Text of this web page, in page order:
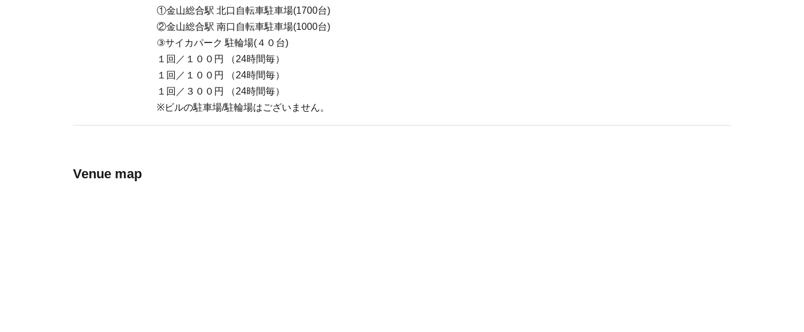
①金山総合駅 北口自転車駐車場(1700台)
②金山総合駅 南口自転車駐車場(1000台)
③サイカパーク 駐輪場(４０台)
１回／１００円 （24時間毎）
１回／１００円 （24時間毎）
１回／３００円 （24時間毎）
※ビルの駐車場/駐輪場はございません。
Venue map